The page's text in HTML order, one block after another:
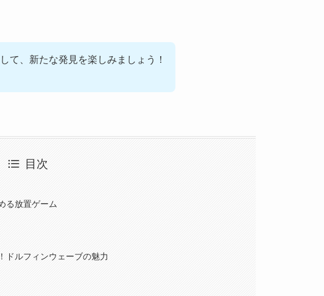
て、新たな発見を楽しみましょう！
目次
る放置ゲーム
ドルフィンウェーブの魅力